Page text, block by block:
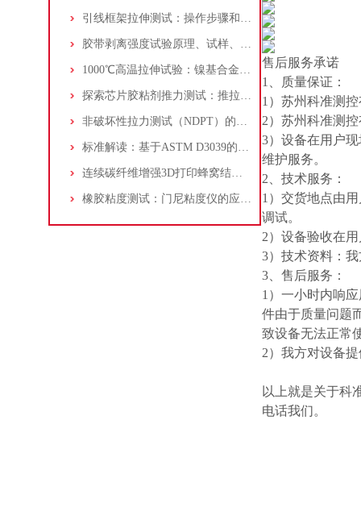
引线框架拉伸测试：操作步骤和测试标准
胶带剥离强度试验原理、试样、试验步骤、试验结果、报告详解！
1000℃高温拉伸试验：镍基合金的拉伸性能测试流程详解
探索芯片胶粘剂推力测试：推拉力测试机的应用指南
非破坏性拉力测试（NDPT）的原理、标准与可靠性影响分析
标准解读：基于ASTM D3039的复合材料高温（200℃）拉伸试验方法全析
连续碳纤维增强3D打印蜂窝结构冲击测试：落锤冲击试验机的实践
橡胶粘度测试：门尼粘度仪的应用，方法和标准参考！
售后服务承诺
1、质量保证：
1）苏州科准测
2）苏州科准测
3）设备在用户
维护服务。
2、技术服务：
1）交货地点由
调试。
2）设备验收在
3）技术资料：
3、售后服务：
1）一小时内响
件由于质量问题
致设备无法正常
2）我方对设备
以上就是关于科
电话我们。